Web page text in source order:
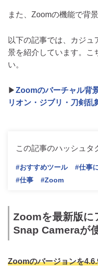
また、Zoomの機能で背
以下の記事では、カジ
景を紹介しています。こ
い。
▶Zoomのバーチャル背
リオン・ジブリ・刀剣乱
この記事のハッシュタ
#おすすめツール #仕事
#仕事
#Zoom
Zoomを最新版に
Snap Cameraが
Zoomのバージョンを